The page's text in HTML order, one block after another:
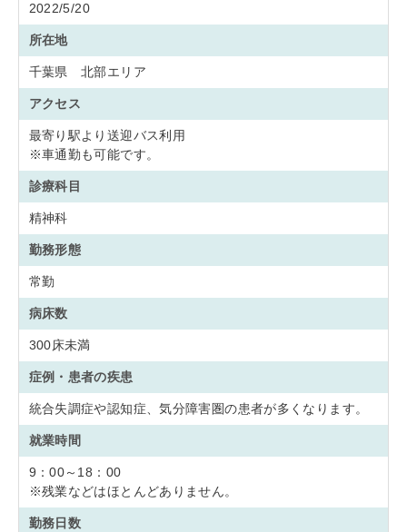
2022/5/20
所在地
千葉県 北部エリア
アクセス
最寄り駅より送迎バス利用
※車通勤も可能です。
診療科目
精神科
勤務形態
常勤
病床数
300床未満
症例・患者の疾患
統合失調症や認知症、気分障害圏の患者が多くなります。
就業時間
9：00～18：00
※残業などはほとんどありません。
勤務日数